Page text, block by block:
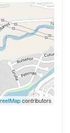
contributors